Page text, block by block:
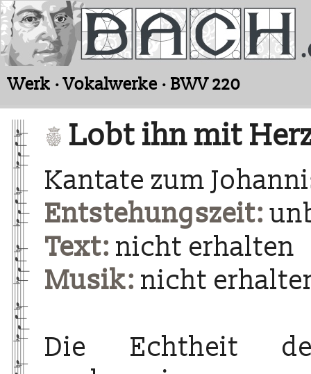
Werk · Vokalwerke · BWV 220
Lobt ihn mit
Kantate zum
Entstehungszeit:
Text: nicht erhalten
Musik: nicht
Die Echtheit